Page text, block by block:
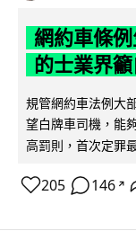
網約車條
的士業界
規管網約車法例大
望白牌車司機，能
高罰則，首次定罪
205 146 ↗